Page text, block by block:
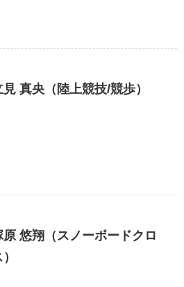
見 真央（陸上競技/競歩）
原 悠翔（スノーボードクロ